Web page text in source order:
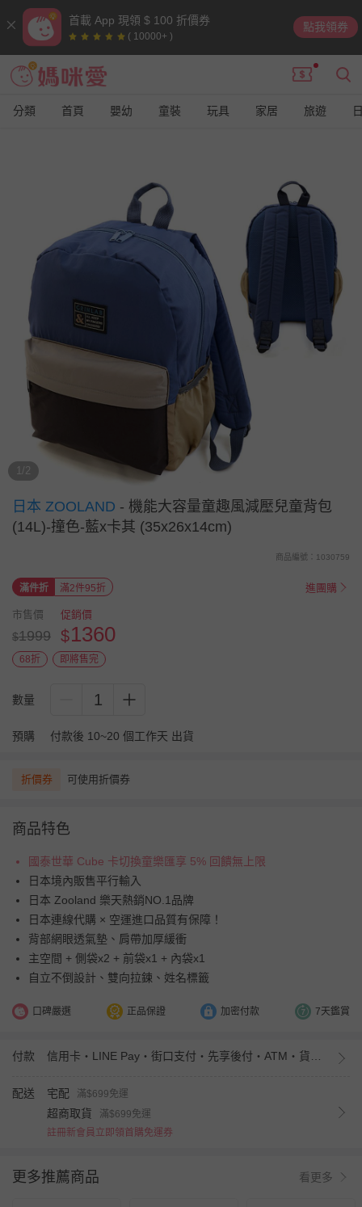
首載 App 現領 $ 100 折價券
( 10000+ )
點我領券
分類 首頁 嬰幼 童裝 玩具 家居 旅遊
1/2
日本 ZOOLAND - 機能大容量童趣風減壓兒童背包
(14L)-撞色-藍x卡其 (35x26x14cm)
商品編號：1030759
滿件折 滿2件95折 進團購
市售價
$1999
促銷價
$1360
68折 即將售完
數量 1
預購 付款後 10~20 個工作天 出貨
折價券 可使用折價券
商品特色
國泰世華 Cube 卡切換童樂匯享 5% 回饋無上限
日本境內販售平行輸入
日本 Zooland 樂天熱銷NO.1品牌
日本連線代購 × 空運進口品質有保障！
背部網眼透氣墊、肩帶加厚緩衝
主空間 + 側袋x2 + 前袋x1 + 內袋x1
自立不倒設計、雙向拉鍊、姓名標籤
口碑嚴選 正品保證 加密付款 7天鑑賞
付款
配送 宅配 滿$699免運
超商取貨
滿$699免運
註冊新會員立即領首購免運券
更多推薦商品 看更多